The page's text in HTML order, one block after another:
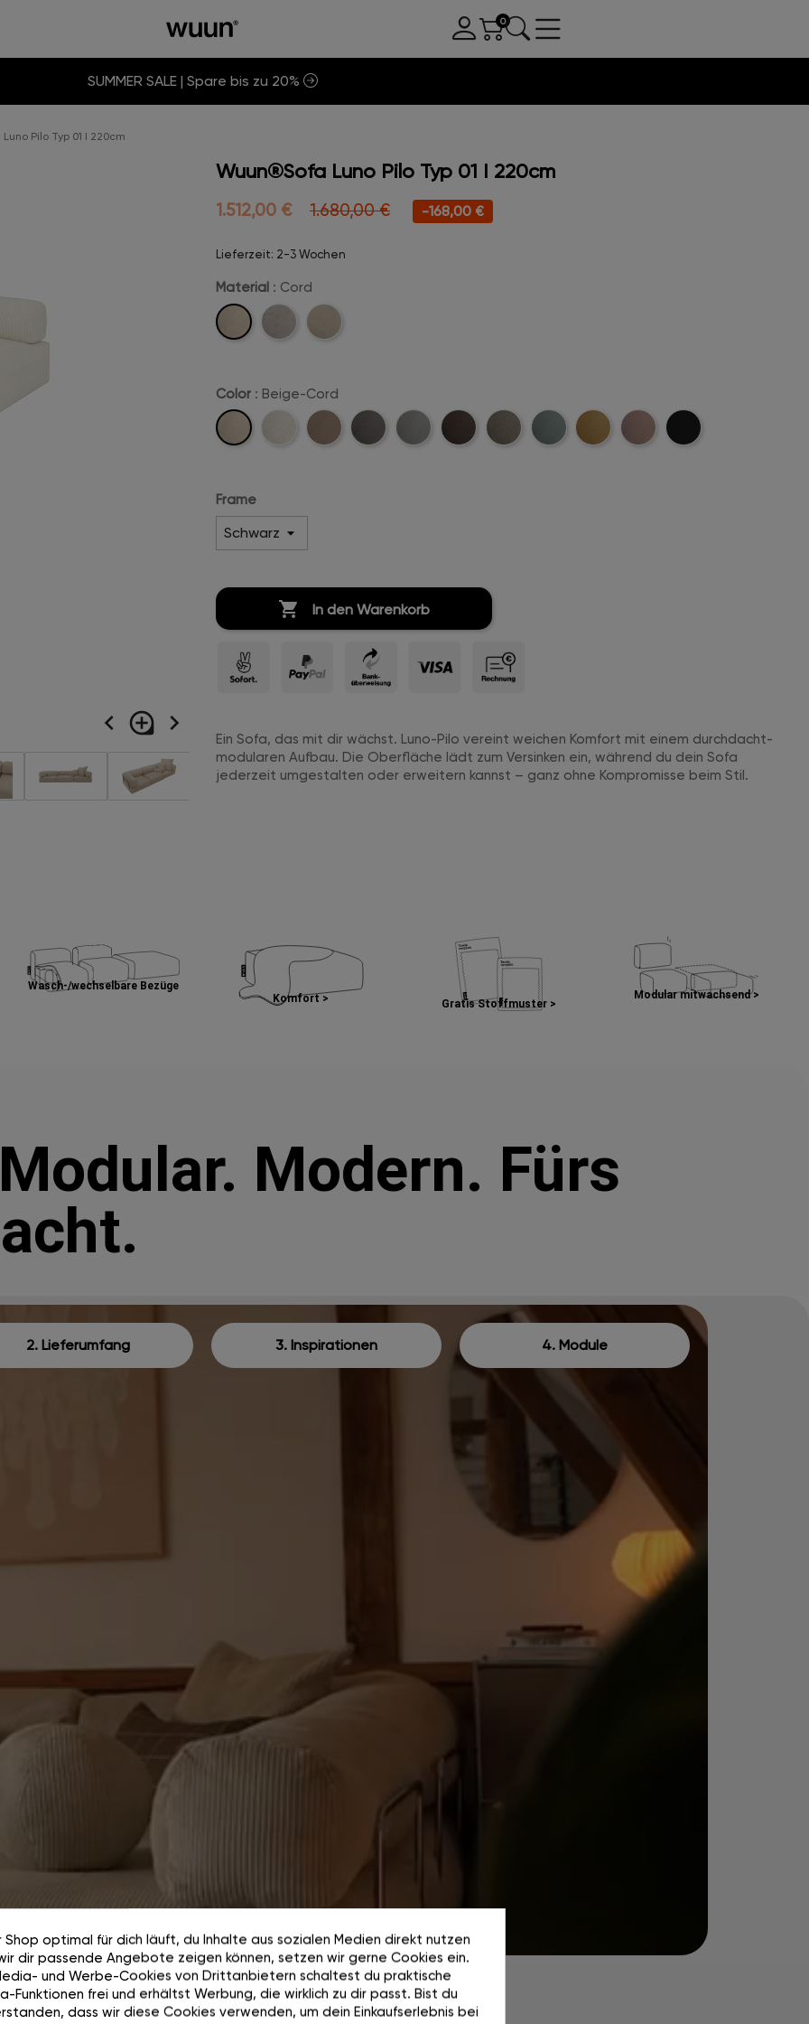
SUMMER SALE | Spare bis zu 20%
Pilo Typ 01 I 220cm
navigate_before loupe navigate_next
Wuun®Sofa Luno Pilo Typ 01 I 220cm
1.512,00 € 1.680,00 € -168,00 €
Lieferzeit: 2-3 Wochen
Material : Cord
Cord Velvet Boucle
Color : Beige-Cord
Beige-
Cord
Creme-Sand-
Anthrazit-Hellgrau-Dunkelbraun-
Khaki-
Mintgreen-Mustard-Rosa-
Schwarz-
Frame
 In den Warenkorb
Ein Sofa, das mit dir wächst. Luno-Pilo vereint weichen Komfort mit einem durchdacht-
modularen Aufbau. Die Oberfläche lädt zum Versinken ein, während du dein Sofa
jederzeit umgestalten oder erweitern kannst – ganz ohne Kompromisse beim Stil.
Wasch-/wechselbare Bezüge
Komfort >
Gratis Stoffmuster >
Modular mitwachsend >
Modern. Fürs
2. Lieferumfang 3. Inspirationen 4. Module
Shop optimal für dich läuft, du Inhalte aus sozialen Medien direkt nutzen
dir passende Angebote zeigen können, setzen wir gerne Cookies ein.
und Werbe-Cookies von Drittanbietern schaltest du praktische
Funktionen frei und erhältst Werbung, die wirklich zu dir passt. Bist du
dass wir diese Cookies verwenden, um dein Einkaufserlebnis bei